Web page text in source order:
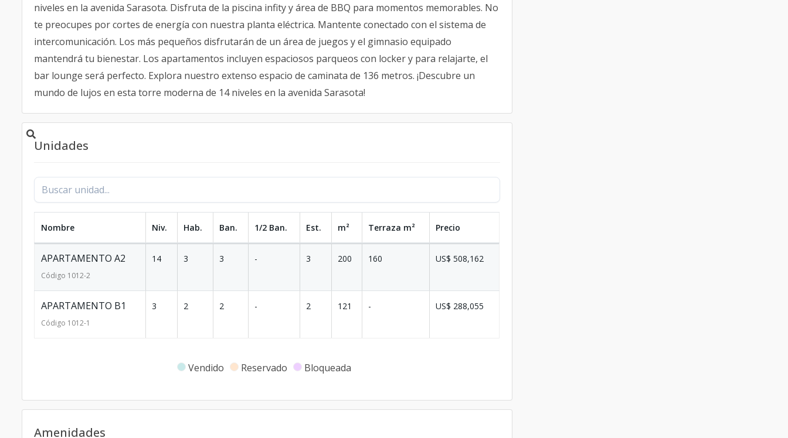
niveles en la avenida Sarasota. Disfruta de la piscina infity y área de BBQ para momentos memorables. No
te preocupes por cortes de energía con nuestra planta eléctrica. Mantente conectado con el sistema de
intercomunicación. Los más pequeños disfrutarán de un área de juegos y el gimnasio equipado
mantendrá tu bienestar. Los apartamentos incluyen espaciosos parqueos con locker y para relajarte, el
bar lounge será perfecto. Explora nuestro extenso espacio de caminata de 136 metros. ¡Descubre un
mundo de lujos en esta torre moderna de 14 niveles en la avenida Sarasota!
Unidades
Nombre Niv. Hab. Ban. 1/2 Ban. Est. m² Terraza m² Precio
APARTAMENTO A2
Código 1012-2
14 3 3 - 3 200 160 US$ 508,162
APARTAMENTO B1
Código 1012-1
3 2 2 - 2 121 - US$ 288,055
Vendido Reservado Bloqueada
Amenidades